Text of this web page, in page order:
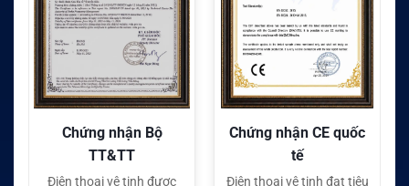
Chứng nhận Bộ
TT&TT
Điện thoại vệ tinh được
Chứng nhận CE quốc
tế
Điện thoại vệ tinh đạt tiêu